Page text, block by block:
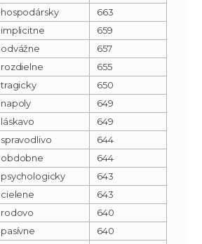
hospodársky
663
implicitne
659
odvážne
657
rozdielne
655
tragicky
650
napoly
649
láskavo
649
spravodlivo
644
obdobne
644
psychologicky
643
cielene
643
rodovo
640
pasívne
640